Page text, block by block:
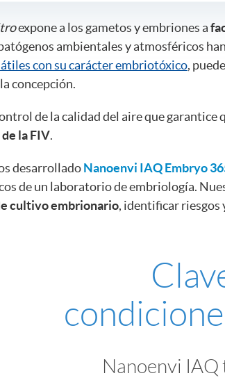
expone a los gametos y embriones a
ambientales y atmosféricos
con su carácter embriotóxico,
concepción.
de la calidad del aire que
la FIV.
desarrolladoNanoenvi IAQ Embryo
de un laboratorio de embriología.
cultivo embrionario, identificar riesgos
Nanoenvi IAQ